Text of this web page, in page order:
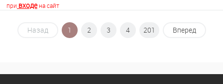
при входена сайт
В корзину
Назад 1 2 3 4 201 Вперед